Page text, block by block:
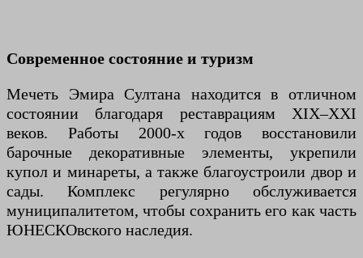
Современное состояние и туризм
Мечеть Эмира Султана находится в отличном
состоянии благодаря реставрациям XIX–XXI
веков. Работы 2000-х годов восстановили
барочные декоративные элементы, укрепили
купол и минареты, а также благоустроили двор и
сады. Комплекс регулярно обслуживается
муниципалитетом, чтобы сохранить его как часть
ЮНЕСКОвского наследия.